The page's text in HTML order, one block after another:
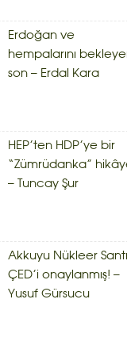
Erdoğan ve
hempalarını
son – Erdal Kara
HEP’ten HDP’ye bir
“Zümrüdanka”
– Tuncay Şur
Akkuyu Nükleer
ÇED’i onaylanmış! –
Yusuf Gürsucu